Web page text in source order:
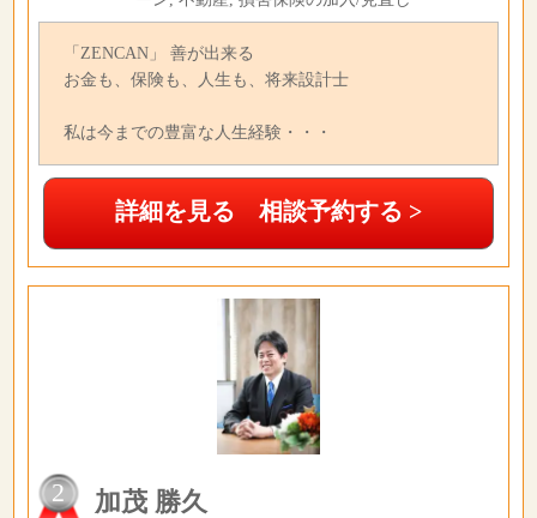
「ZENCAN」 善が出来る
お金も、保険も、人生も、将来設計士
私は今までの豊富な人生経験・・・
詳細を見る 相談予約する >
2
加茂 勝久